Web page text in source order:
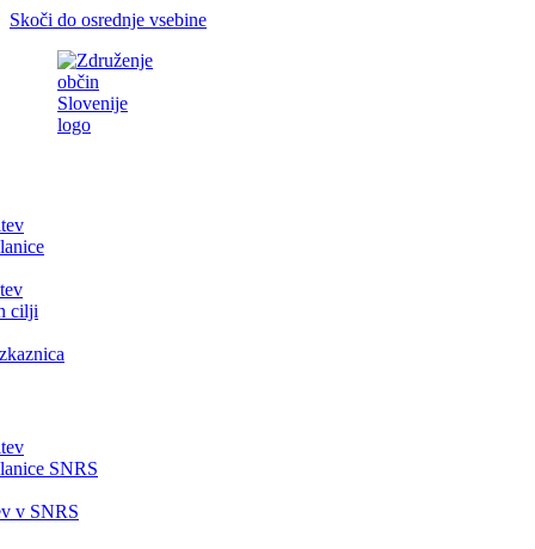
Skoči do osrednje vsebine
cilji
SNRS
v SNRS